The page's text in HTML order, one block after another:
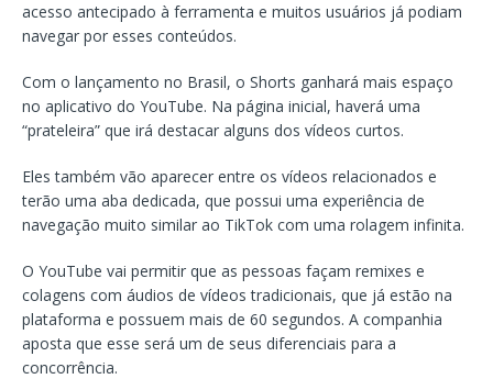
acesso antecipado à ferramenta e muitos usuários já podiam
navegar por esses conteúdos.
Com o lançamento no Brasil, o Shorts ganhará mais espaço
no aplicativo do YouTube. Na página inicial, haverá uma
“prateleira” que irá destacar alguns dos vídeos curtos.
Eles também vão aparecer entre os vídeos relacionados e
terão uma aba dedicada, que possui uma experiência de
navegação muito similar ao TikTok com uma rolagem infinita.
O YouTube vai permitir que as pessoas façam remixes e
colagens com áudios de vídeos tradicionais, que já estão na
plataforma e possuem mais de 60 segundos. A companhia
aposta que esse será um de seus diferenciais para a
concorrência.